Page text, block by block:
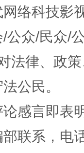
络科技影
公众/民众/
法律、政
公民。
感言即表
联系，电